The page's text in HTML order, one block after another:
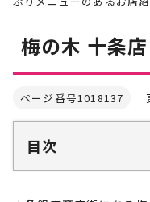
梅の木 十条店
ページ番号1018137
目次